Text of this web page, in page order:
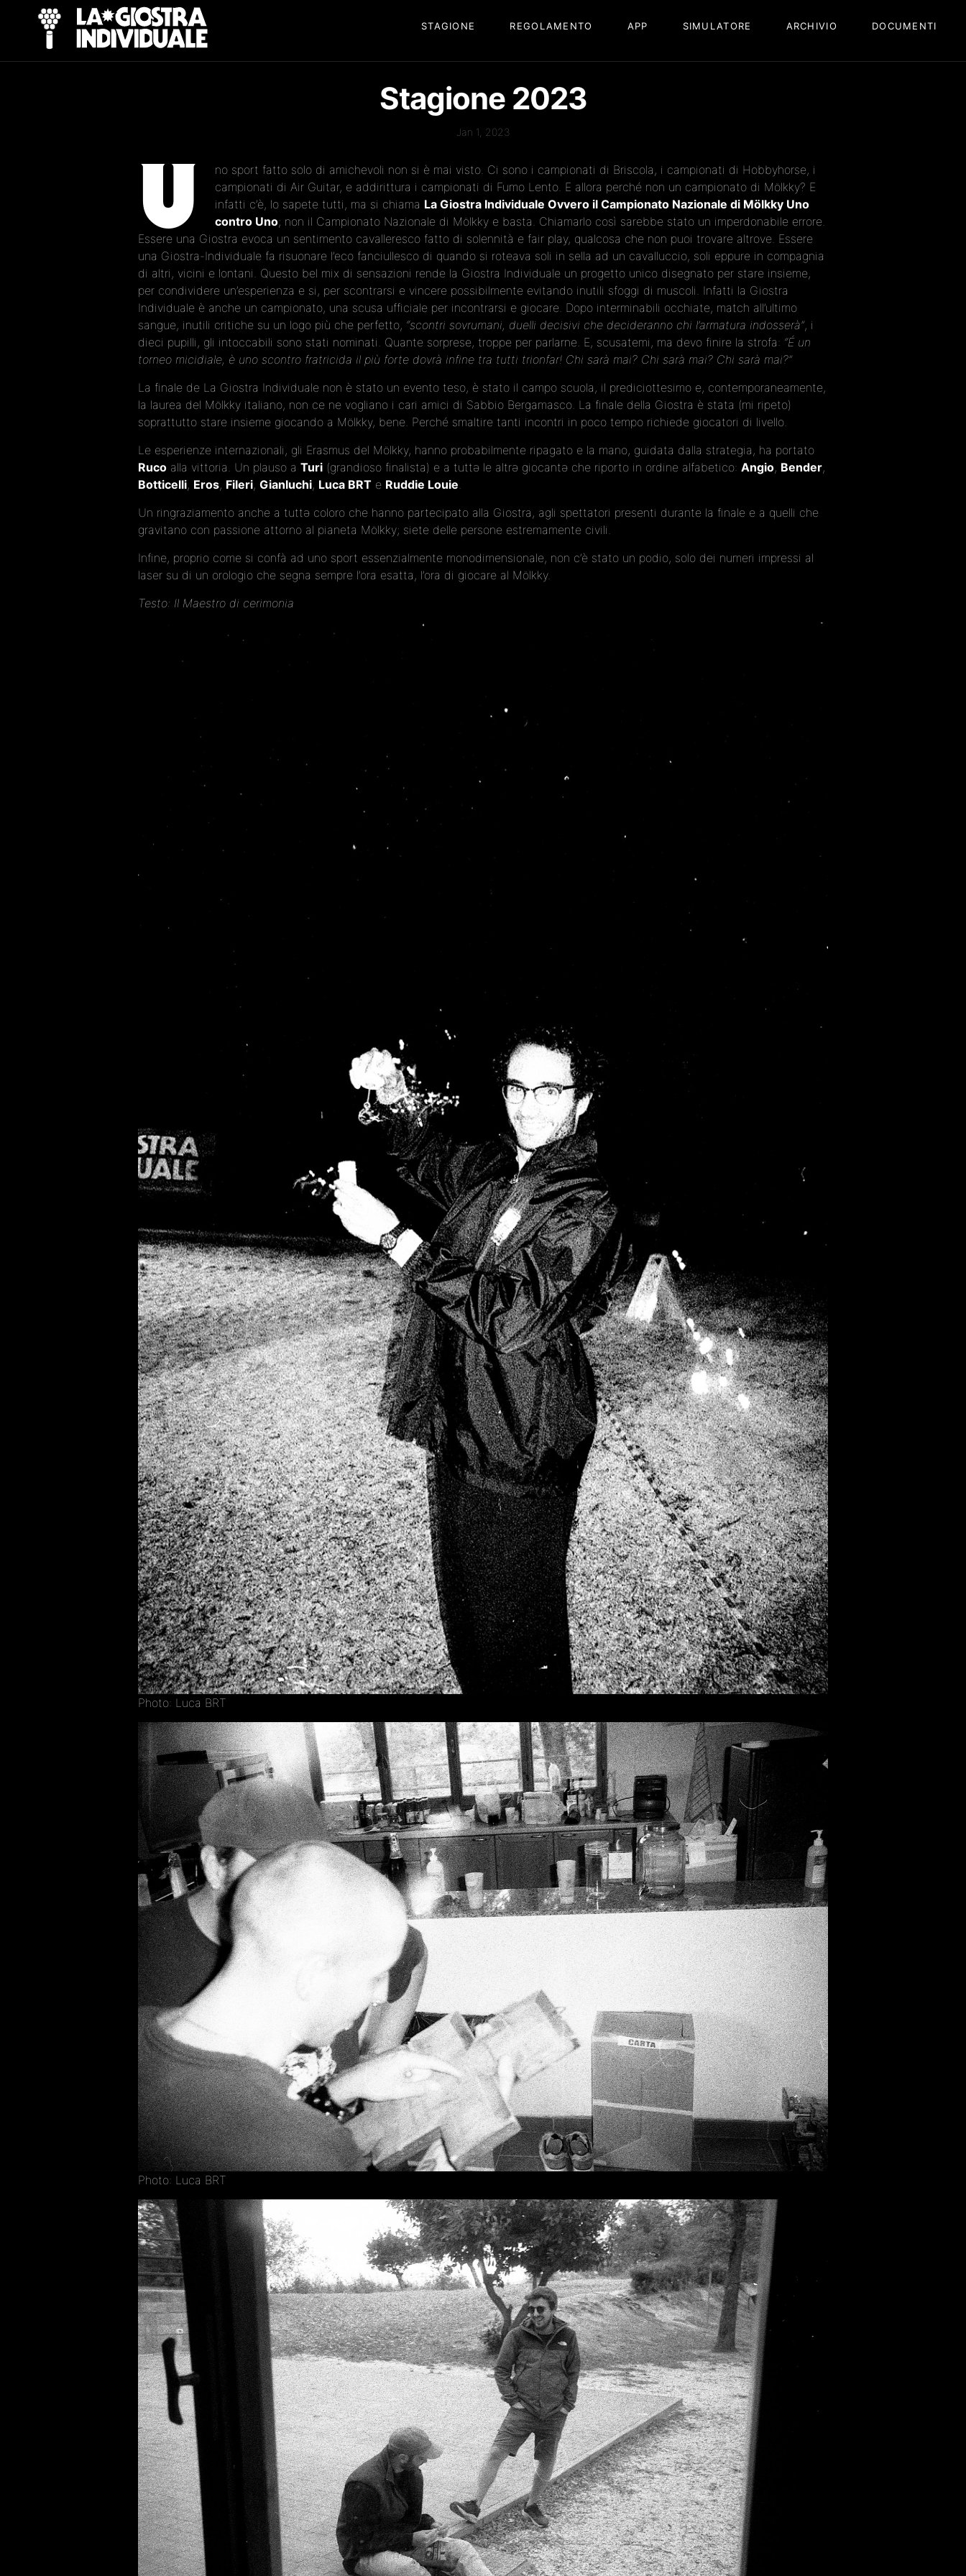
STAGIONE REGOLAMENTO APP SIMULATORE ARCHIVIO DOCUMENTI
Stagione 2023
Jan 1, 2023
U
no sport fatto solo di amichevoli non si è mai visto. Ci sono i campionati di Briscola, i campionati di Hobbyhorse, i
campionati di Air Guitar, e addirittura i campionati di Fumo Lento. E allora perché non un campionato di Mölkky? E
infatti c’è, lo sapete tutti, ma si chiama La Giostra Individuale Ovvero il Campionato Nazionale di Mölkky Uno
contro Uno; non il Campionato Nazionale di Mölkky e basta. Chiamarlo così sarebbe stato un imperdonabile errore.
Essere una Giostra evoca un sentimento cavalleresco fatto di solennità e fair play, qualcosa che non puoi trovare altrove. Essere
una Giostra-Individuale fa risuonare l’eco fanciullesco di quando si roteava soli in sella ad un cavalluccio, soli eppure in compagnia
di altri, vicini e lontani. Questo bel mix di sensazioni rende la Giostra Individuale un progetto unico disegnato per stare insieme,
per condividere un’esperienza e si, per scontrarsi e vincere possibilmente evitando inutili sfoggi di muscoli. Infatti la Giostra
Individuale è anche un campionato, una scusa ufficiale per incontrarsi e giocare. Dopo interminabili occhiate, match all’ultimo
sangue, inutili critiche su un logo più che perfetto, “scontri sovrumani, duelli decisivi che decideranno chi l’armatura indosserà”, i
dieci pupilli, gli intoccabili sono stati nominati. Quante sorprese, troppe per parlarne. E, scusatemi, ma devo finire la strofa: “É un
torneo micidiale, è uno scontro fratricida il più forte dovrà infine tra tutti trionfar! Chi sarà mai? Chi sarà mai? Chi sarà mai?”
La finale de La Giostra Individuale non è stato un evento teso, è stato il campo scuola, il prediciottesimo e, contemporaneamente,
la laurea del Mölkky italiano, non ce ne vogliano i cari amici di Sabbio Bergamasco. La finale della Giostra è stata (mi ripeto)
soprattutto stare insieme giocando a Mölkky, bene. Perché smaltire tanti incontri in poco tempo richiede giocatori di livello.
Le esperienze internazionali, gli Erasmus del Mölkky, hanno probabilmente ripagato e la mano, guidata dalla strategia, ha portato
Ruco alla vittoria. Un plauso a Turi (grandioso finalista) e a tuttə le altrə giocantə che riporto in ordine alfabetico: Angio, Bender,
Botticelli, Eros, Fileri, Gianluchi, Luca BRT e Ruddie Louie
Un ringraziamento anche a tuttə coloro che hanno partecipato alla Giostra, agli spettatori presenti durante la finale e a quelli che
gravitano con passione attorno al pianeta Mölkky; siete delle persone estremamente civili.
Infine, proprio come si confà ad uno sport essenzialmente monodimensionale, non c’è stato un podio, solo dei numeri impressi al
laser su di un orologio che segna sempre l’ora esatta, l’ora di giocare al Mölkky.
Testo: Il Maestro di cerimonia
Photo: Luca BRT
Photo: Luca BRT